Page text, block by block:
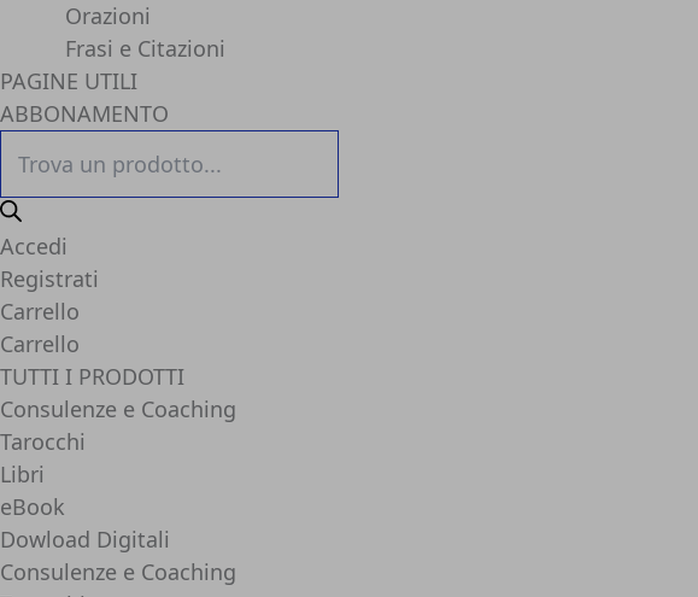
Orazioni
Frasi e Citazioni
PAGINE UTILI
ABBONAMENTO
Accedi
Registrati
Carrello
Carrello
TUTTI I PRODOTTI
Consulenze e Coaching
Tarocchi
Libri
eBook
Dowload Digitali
Consulenze e Coaching